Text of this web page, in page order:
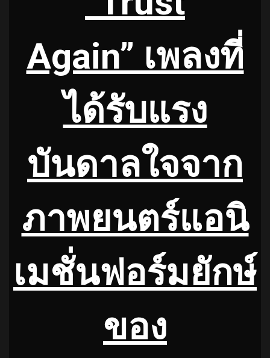
Again” เพลงที่
ได้รับแรง
บันดาลใจจาก
ภาพยนตร์แอนิ
เมชั่นฟอร์มยักษ์
ของ